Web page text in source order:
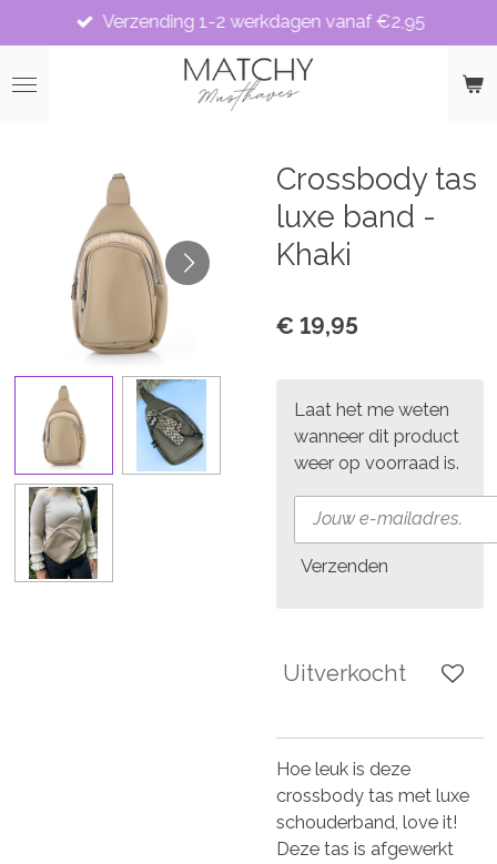
direct
naar
Verzending 1-2 werkdagen vanaf €2,95
Crossbody tas
luxe band -
Khaki
€ 19,95
Laat het me weten
wanneer dit product
weer op voorraad is.
Verzenden
Uitverkocht
Hoe leuk is deze
crossbody tas met luxe
schouderband, love it!
Deze tas is afgewerkt